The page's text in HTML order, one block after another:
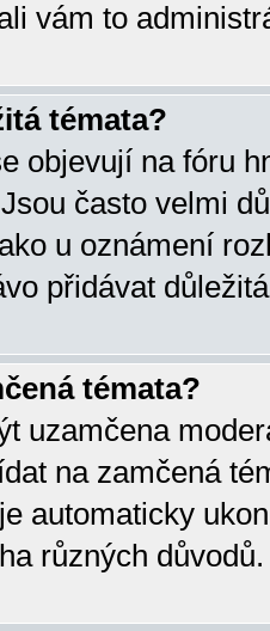
vám to
témata?
objevují na fóru
často velmi
u oznámení
přidávat
témata?
uzamčena
na zamčená
automaticky
různých důvodů.